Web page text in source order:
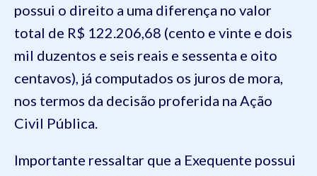
possui o direito a uma diferença no valor
total de R$ 122.206,68 (cento e vinte e dois
mil duzentos e seis reais e sessenta e oito
centavos), já computados os juros de mora,
nos termos da decisão proferida na Ação
Civil Pública.
Importante ressaltar que a Exequente possui